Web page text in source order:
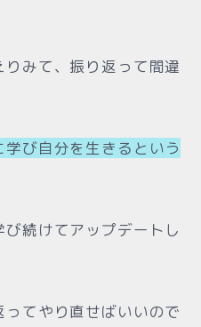
みて、振り返って間違
び自分を生きるという
続けてアップデートし
てやり直せばいいので